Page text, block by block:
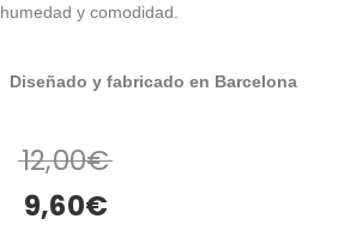
humedad y comodidad.
Diseñado y fabricado en Barcelona
12,00€
9,60€